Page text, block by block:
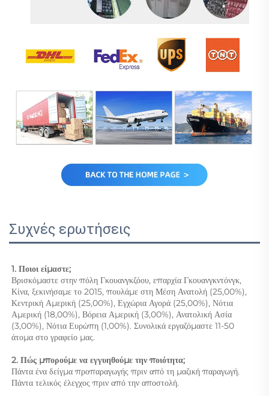
Συχνές ερωτήσεις
1. Ποιοι είμαστε;
Βρισκόμαστε στην πόλη Γκουανγκζόου, επαρχία Γκουανγκντόνγκ,
Κίνα, ξεκινήσαμε το 2015, πουλάμε στη Μέση Ανατολή (25,00%),
Κεντρική Αμερική (25,00%), Εγχώρια Αγορά (25,00%), Νότια
Αμερική (18,00%), Βόρεια Αμερική (3,00%), Ανατολική Ασία
(3,00%), Νότια Ευρώπη (1,00%). Συνολικά εργαζόμαστε 11-50
άτομα στο γραφείο μας.
2. Πώς μπορούμε να εγγυηθούμε την ποιότητα;
Πάντα ένα δείγμα προπαραγωγής πριν από τη μαζική παραγωγή.
Πάντα τελικός έλεγχος πριν από την αποστολή.